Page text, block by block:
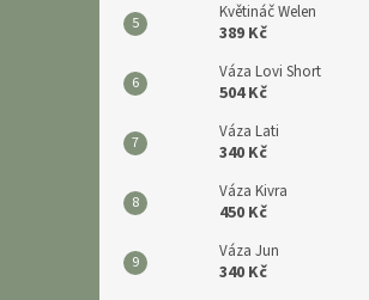
Květináč Welen
389 Kč
Váza Lovi Short
504 Kč
Váza Lati
340 Kč
Váza Kivra
450 Kč
Váza Jun
340 Kč